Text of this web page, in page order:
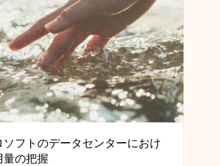
ソフトのデータセンターにおけ
量の把握